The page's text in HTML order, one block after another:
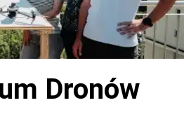
Dronów